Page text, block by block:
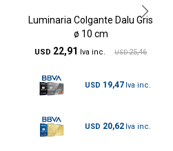
Luminaria Colgante Dalu Gris
ø 10 cm
USD 22,91 USD 25,46
USD 19,47
USD 20,62